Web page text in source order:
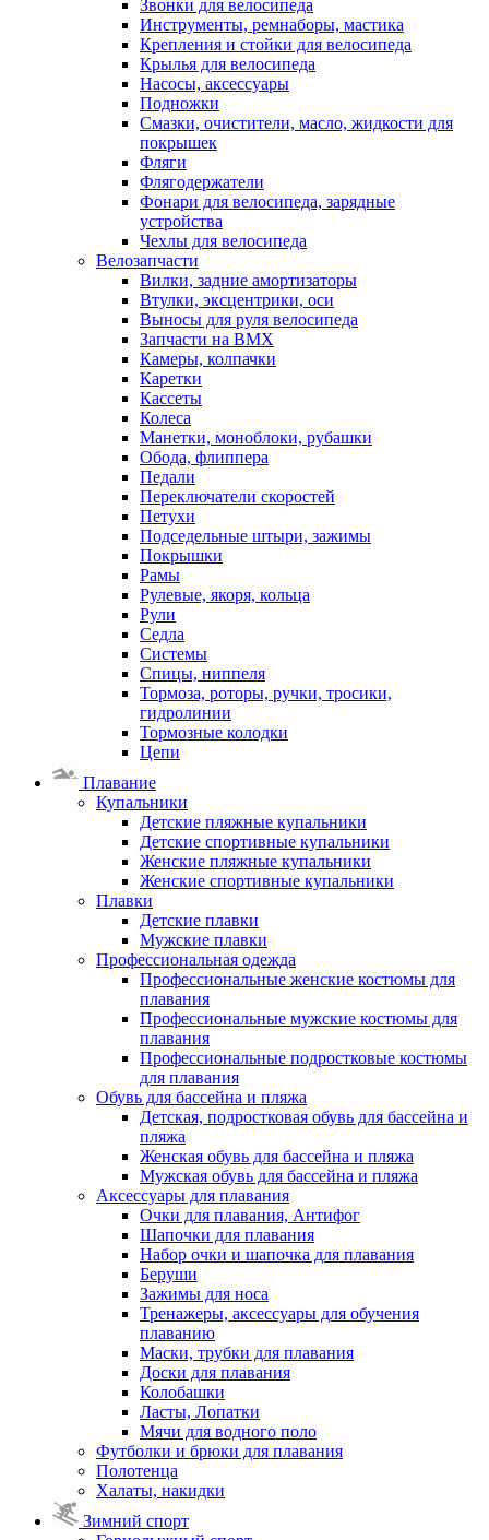
Звонки для велосипеда
Инструменты, ремнаборы, мастика
Крепления и стойки для велосипеда
Крылья для велосипеда
Насосы, аксессуары
Подножки
Смазки, очистители, масло, жидкости для
покрышек
Фляги
Флягодержатели
Фонари для велосипеда, зарядные
устройства
Чехлы для велосипеда
Велозапчасти
Вилки, задние амортизаторы
Втулки, эксцентрики, оси
Выносы для руля велосипеда
Запчасти на BMX
Камеры, колпачки
Каретки
Кассеты
Колеса
Манетки, моноблоки, рубашки
Обода, флиппера
Педали
Переключатели скоростей
Петухи
Подседельные штыри, зажимы
Покрышки
Рамы
Рулевые, якоря, кольца
Рули
Седла
Системы
Спицы, ниппеля
Тормоза, роторы, ручки, тросики,
гидролинии
Тормозные колодки
Цепи
Плавание
Купальники
Детские пляжные купальники
Детские спортивные купальники
Женские пляжные купальники
Женские спортивные купальники
Плавки
Детские плавки
Мужские плавки
Профессиональная одежда
Профессиональные женские костюмы для
плавания
Профессиональные мужские костюмы для
плавания
Профессиональные подростковые костюмы
для плавания
Обувь для бассейна и пляжа
Детская, подростковая обувь для бассейна и
пляжа
Женская обувь для бассейна и пляжа
Мужская обувь для бассейна и пляжа
Аксессуары для плавания
Очки для плавания, Антифог
Шапочки для плавания
Набор очки и шапочка для плавания
Беруши
Зажимы для носа
Тренажеры, аксессуары для обучения
плаванию
Маски, трубки для плавания
Доски для плавания
Колобашки
Ласты, Лопатки
Мячи для водного поло
Футболки и брюки для плавания
Полотенца
Халаты, накидки
Зимний спорт